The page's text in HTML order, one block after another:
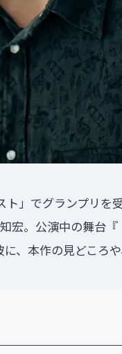
」でグランプリを
宏。公演中の舞台
本作の見どころ